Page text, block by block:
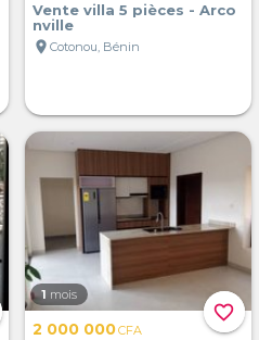
Vente villa 5 pièces - Arco
nville
location_on Cotonou, Bénin
favorite_border
1 mois
2 000 000CFA